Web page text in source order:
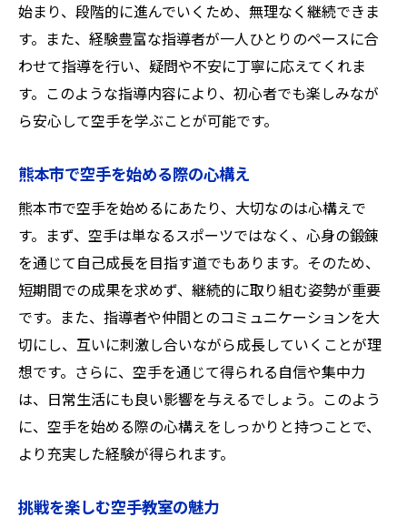
始まり、段階的に進んでいくため、無理なく継続できま
す。また、経験豊富な指導者が一人ひとりのペースに合
わせて指導を行い、疑問や不安に丁寧に応えてくれま
す。このような指導内容により、初心者でも楽しみなが
ら安心して空手を学ぶことが可能です。
熊本市で空手を始める際の心構え
熊本市で空手を始めるにあたり、大切なのは心構えで
す。まず、空手は単なるスポーツではなく、心身の鍛錬
を通じて自己成長を目指す道でもあります。そのため、
短期間での成果を求めず、継続的に取り組む姿勢が重要
です。また、指導者や仲間とのコミュニケーションを大
切にし、互いに刺激し合いながら成長していくことが理
想です。さらに、空手を通じて得られる自信や集中力
は、日常生活にも良い影響を与えるでしょう。このよう
に、空手を始める際の心構えをしっかりと持つことで、
より充実した経験が得られます。
挑戦を楽しむ空手教室の魅力